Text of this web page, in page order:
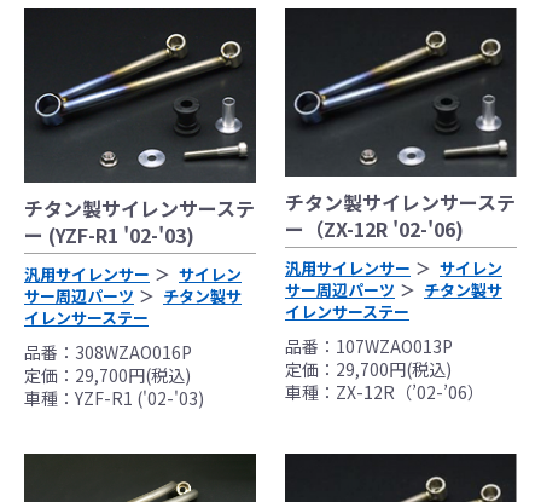
チタン製サイレンサーステ
ー (YZF-R1 '02-'03)
汎用サイレンサー
サイレン
サー周辺パーツ
チタン製サ
イレンサーステー
品番：308WZAO016P
定価：29,700円(税込)
車種：YZF-R1 ('02-'03)
チタン製サイレンサーステ
ー（ZX-12R '02-'06)
汎用サイレンサー
サイレン
サー周辺パーツ
チタン製サ
イレンサーステー
品番：107WZAO013P
定価：29,700円(税込)
車種：ZX-12R（’02-’06）
●商品は、予告無く販売終了する場合がありま
すのでご了承願います。